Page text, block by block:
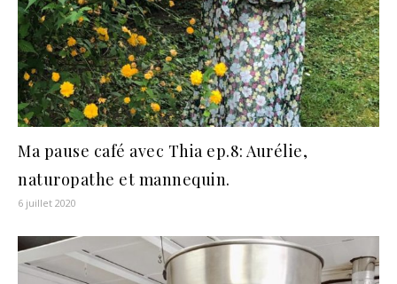
Ma pause café avec Thia ep.8: Aurélie,
naturopathe et mannequin.
6 juillet 2020